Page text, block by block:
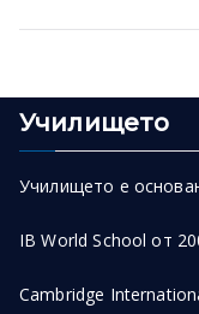
Училището
Училището е
IB World School от
Cambridge